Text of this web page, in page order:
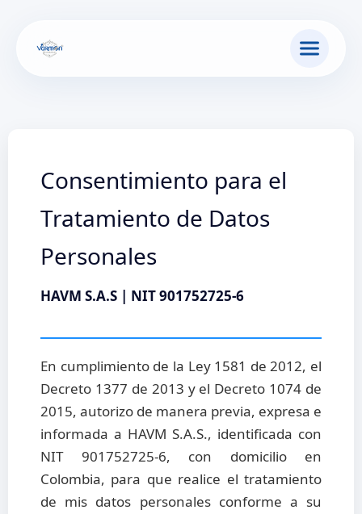
contenido
Consentimiento para el
Tratamiento de Datos
Personales
HAVM S.A.S | NIT 901752725-6
En cumplimiento de la Ley 1581 de 2012, el
Decreto 1377 de 2013 y el Decreto 1074 de
2015, autorizo de manera previa, expresa e
informada a HAVM S.A.S., identificada con
NIT 901752725-6, con domicilio en
Colombia, para que realice el tratamiento
de mis datos personales conforme a su